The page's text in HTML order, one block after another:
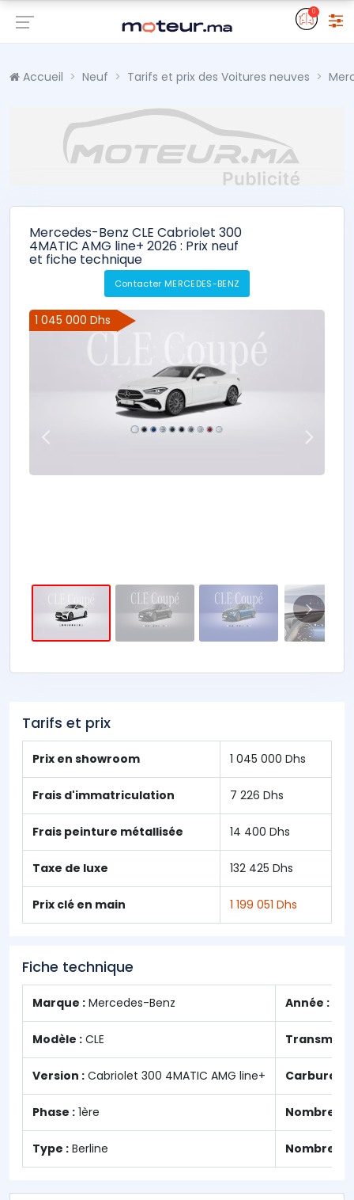
0
Accueil Neuf Tarifs et prix des Voitures neuves
Mercedes-Benz CLE Cabriolet 300
4MATIC AMG line+ 2026 : Prix neuf
et fiche technique
Contacter MERCEDES-BENZ
1 045 000 Dhs
Tarifs et prix
Prix en showroom 1 045 000 Dhs
Frais d'immatriculation 7 226 Dhs
Frais peinture métallisée 14 400 Dhs
Taxe de luxe 132 425 Dhs
Prix clé en main 1 199 051 Dhs
Fiche technique
Marque : Mercedes-Benz Année :
Modèle : CLE
Version : Cabriolet 300 4MATIC AMG line+ Carburant
Phase : 1ère Nombre
Type : Berline Nombre